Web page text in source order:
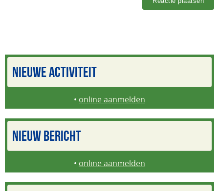
NIEUWE ACTIVITEIT
• online aanmelden
NIEUW BERICHT
• online aanmelden